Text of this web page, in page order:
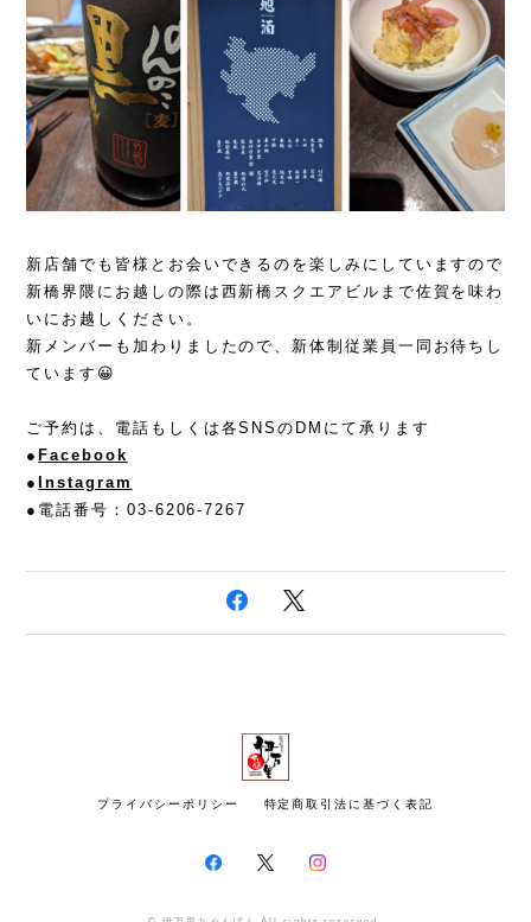
新店舗でも皆様とお会いできるのを楽しみにしていますので
新橋界隈にお越しの際は西新橋スクエアビルまで佐賀を味わ
いにお越しください。
新メンバーも加わりましたので、新体制従業員一同お待ちし
ています😀
ご予約は、電話もしくは各SNSのDMにて承ります
● Facebook
● Instagram
●電話番号：03-6206-7267
プライバシーポリシー 特定商取引法に基づく表記